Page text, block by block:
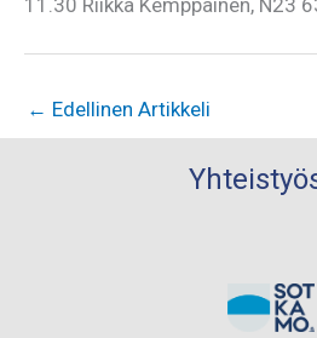
11.30 Riikka Kemppainen, N23
← Edellinen Artikkeli